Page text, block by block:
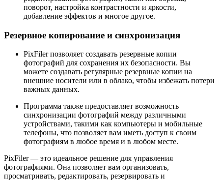
поворот, настройка контрастности и яркости,
добавление эффектов и многое другое.
Резервное копирование и синхронизация
PixFiler позволяет создавать резервные копии
фотографий для сохранения их безопасности. Вы
можете создавать регулярные резервные копии на
внешние носители или в облако, чтобы избежать потери
важных данных.
Программа также предоставляет возможность
синхронизации фотографий между различными
устройствами, такими как компьютеры и мобильные
телефоны, что позволяет вам иметь доступ к своим
фотографиям в любое время и в любом месте.
PixFiler — это идеальное решение для управления
фотографиями. Она позволяет вам организовать,
просматривать, редактировать, резервировать и